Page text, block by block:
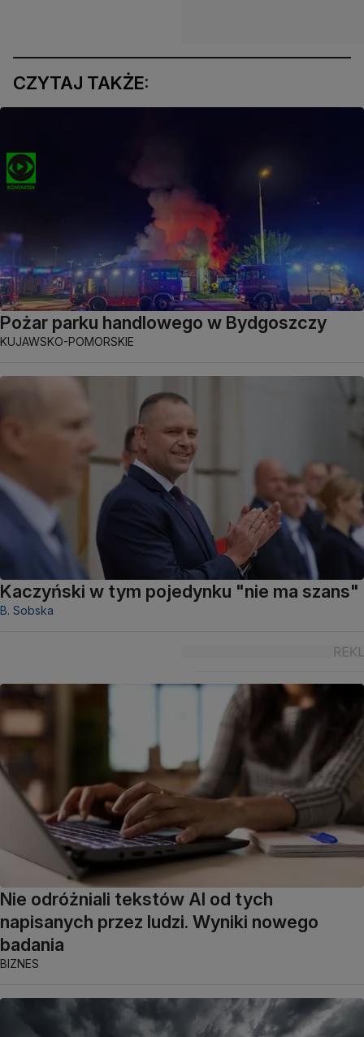
CZYTAJ TAKŻE:
Pożar parku handlowego w Bydgoszczy
KUJAWSKO-POMORSKIE
Kaczyński w tym pojedynku "nie ma szans"
B. Sobska
Nie odróżniali tekstów AI od tych
napisanych przez ludzi. Wyniki nowego
badania
BIZNES